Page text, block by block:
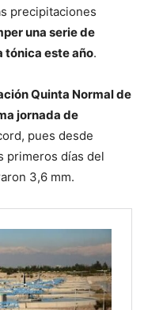
precipitaciones
una serie de
tónica este año.
Quinta Normal de
jornada de
pues desde
primeros días del
3,6 mm.